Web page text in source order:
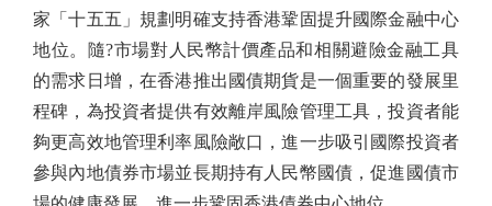
家「十五五」規劃明確支持香港鞏固提升國際金融中心
地位。隨?市場對人民幣計價產品和相關避險金融工具
的需求日增，在香港推出國債期貨是一個重要的發展里
程碑，為投資者提供有效離岸風險管理工具，投資者能
夠更高效地管理利率風險敞口，進一步吸引國際投資者
參與內地債券市場並長期持有人民幣國債，促進國債市